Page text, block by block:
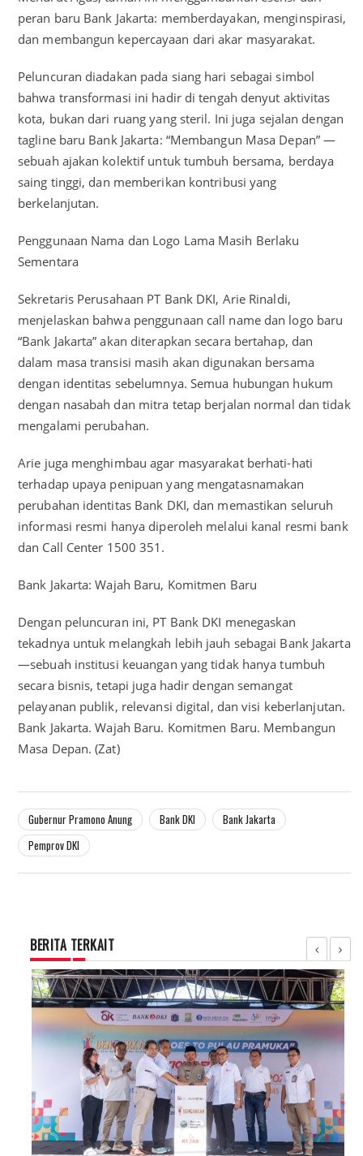
peran baru Bank Jakarta: memberdayakan, menginspirasi,
dan membangun kepercayaan dari akar masyarakat.
Peluncuran diadakan pada siang hari sebagai simbol
bahwa transformasi ini hadir di tengah denyut aktivitas
kota, bukan dari ruang yang steril. Ini juga sejalan dengan
tagline baru Bank Jakarta: “Membangun Masa Depan” —
sebuah ajakan kolektif untuk tumbuh bersama, berdaya
saing tinggi, dan memberikan kontribusi yang
berkelanjutan.
Penggunaan Nama dan Logo Lama Masih Berlaku
Sementara
Sekretaris Perusahaan PT Bank DKI, Arie Rinaldi,
menjelaskan bahwa penggunaan call name dan logo baru
“Bank Jakarta” akan diterapkan secara bertahap, dan
dalam masa transisi masih akan digunakan bersama
dengan identitas sebelumnya. Semua hubungan hukum
dengan nasabah dan mitra tetap berjalan normal dan tidak
mengalami perubahan.
Arie juga menghimbau agar masyarakat berhati-hati
terhadap upaya penipuan yang mengatasnamakan
perubahan identitas Bank DKI, dan memastikan seluruh
informasi resmi hanya diperoleh melalui kanal resmi bank
dan Call Center 1500 351.
Bank Jakarta: Wajah Baru, Komitmen Baru
Dengan peluncuran ini, PT Bank DKI menegaskan
tekadnya untuk melangkah lebih jauh sebagai Bank Jakarta
—sebuah institusi keuangan yang tidak hanya tumbuh
secara bisnis, tetapi juga hadir dengan semangat
pelayanan publik, relevansi digital, dan visi keberlanjutan.
Bank Jakarta. Wajah Baru. Komitmen Baru. Membangun
Masa Depan. (Zat)
Gubernur Pramono Anung Bank DKI
Bank Jakarta
Pemprov DKI
BERITA TERKAIT